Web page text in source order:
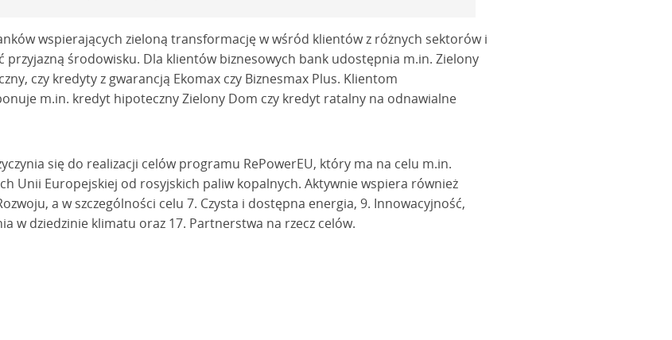
wspierających zieloną transformację w wśród klientów z różnych sektorów i
przyjazną środowisku. Dla klientów biznesowych bank udostępnia m.in. Zielony
czy kredyty z gwarancją Ekomax czy Biznesmax Plus. Klientom
m.in. kredyt hipoteczny Zielony Dom czy kredyt ratalny na odnawialne
się do realizacji celów programu RePowerEU, który ma na celu m.in.
Unii Europejskiej od rosyjskich paliw kopalnych. Aktywnie wspiera również
a w szczególności celu 7. Czysta i dostępna energia, 9. Innowacyjność,
w dziedzinie klimatu oraz 17. Partnerstwa na rzecz celów.